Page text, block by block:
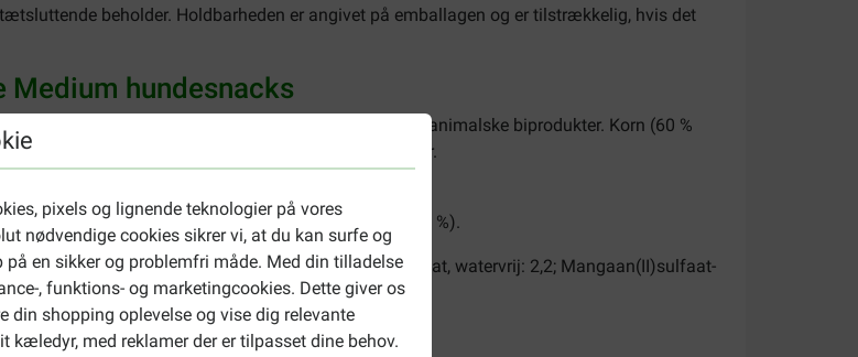
pixels og lignende teknologier på vores
nødvendige cookies sikrer vi, at du kan surfe og
på en sikker og problemfri måde. Med din tilladelse
, funktions- og marketingcookies. Dette giver os
din shopping oplevelse og vise dig relevante
kæledyr, med reklamer der er tilpasset dine behov.
beholder. Holdbarheden er angivet på emballagen og er tilstrækkelig, hvis det
Medium hundesnacks
glycerol, mineraler, gær, olier og fedtstoffer, kød og animalske biprodukter. Korn (60 %
og animalske biprodukter (1,2 %*), olier og fedtstoffer.
(2,5 %), Råaske (4,5 %), Råfibre (0,7 %), Calcium (1,1 %).
Vitamine D3: 570, Vitamine E: 60 mg/kg: Calciumjodaat, watervrij: 2,2; Mangaan(II)sulfaat-
0,31. Antioxidanten.